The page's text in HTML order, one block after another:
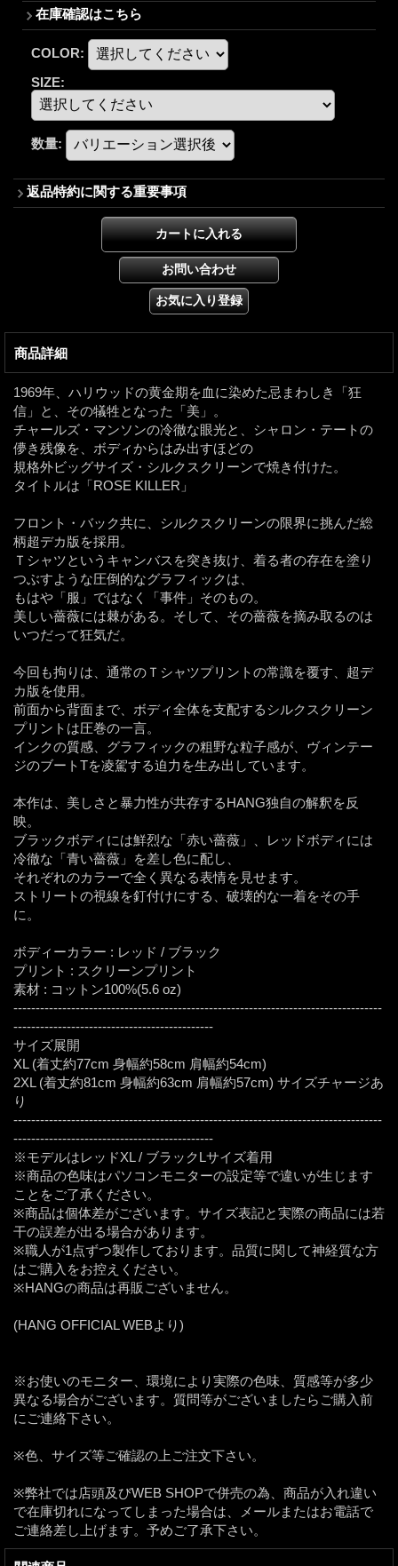
在庫確認はこちら
COLOR:
SIZE:
数量:
返品特約に関する重要事項
商品詳細
1969年、ハリウッドの黄金期を血に染めた忌まわしき「狂
信」と、その犠牲となった「美」。
チャールズ・マンソンの冷徹な眼光と、シャロン・テートの
儚き残像を、ボディからはみ出すほどの
規格外ビッグサイズ・シルクスクリーンで焼き付けた。
タイトルは「ROSE KILLER」
フロント・バック共に、シルクスクリーンの限界に挑んだ総
柄超デカ版を採用。
Ｔシャツというキャンバスを突き抜け、着る者の存在を塗り
つぶすような圧倒的なグラフィックは、
もはや「服」ではなく「事件」そのもの。
美しい薔薇には棘がある。そして、その薔薇を摘み取るのは
いつだって狂気だ。
今回も拘りは、通常のＴシャツプリントの常識を覆す、超デ
カ版を使用。
前面から背面まで、ボディ全体を支配するシルクスクリーン
プリントは圧巻の一言。
インクの質感、グラフィックの粗野な粒子感が、ヴィンテー
ジのブートTを凌駕する迫力を生み出しています。
本作は、美しさと暴力性が共存するHANG独自の解釈を反
映。
ブラックボディには鮮烈な「赤い薔薇」、レッドボディには
冷徹な「青い薔薇」を差し色に配し、
それぞれのカラーで全く異なる表情を見せます。
ストリートの視線を釘付けにする、破壊的な一着をその手
に。
ボディーカラー : レッド / ブラック
プリント : スクリーンプリント
素材 : コットン100%(5.6 oz)
-----------------------------------------------------------------------------------
---------------------------------------------
サイズ展開
XL (着丈約77cm 身幅約58cm 肩幅約54cm)
2XL (着丈約81cm 身幅約63cm 肩幅約57cm) サイズチャージあ
り
-----------------------------------------------------------------------------------
---------------------------------------------
※モデルはレッドXL / ブラックLサイズ着用
※商品の色味はパソコンモニターの設定等で違いが生じます
ことをご了承ください。
※商品は個体差がございます。サイズ表記と実際の商品には若
干の誤差が出る場合があります。
※職人が1点ずつ製作しております。品質に関して神経質な方
はご購入をお控えください。
※HANGの商品は再販ございません。
(HANG OFFICIAL WEBより)
※お使いのモニター、環境により実際の色味、質感等が多少
異なる場合がございます。質問等がございましたらご購入前
にご連絡下さい。
※色、サイズ等ご確認の上ご注文下さい。
※弊社では店頭及びWEB SHOPで併売の為、商品が入れ違い
で在庫切れになってしまった場合は、メールまたはお電話で
ご連絡差し上げます。予めご了承下さい。